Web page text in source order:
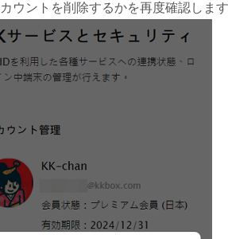
ウントを削除するかを再度確認します